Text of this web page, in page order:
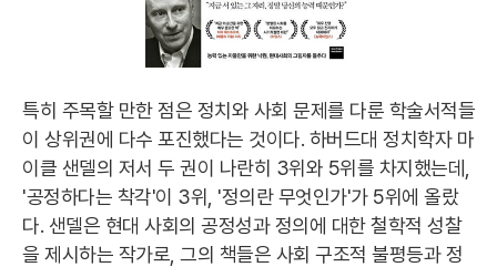
특히 주목할 만한 점은 정치와 사회 문제를 다룬 학술서적들
이 상위권에 다수 포진했다는 것이다. 하버드대 정치학자 마
이클 샌델의 저서 두 권이 나란히 3위와 5위를 차지했는데,
'공정하다는 착각'이 3위, '정의란 무엇인가'가 5위에 올랐
다. 샌델은 현대 사회의 공정성과 정의에 대한 철학적 성찰
을 제시하는 작가로, 그의 책들은 사회 구조적 불평등과 정